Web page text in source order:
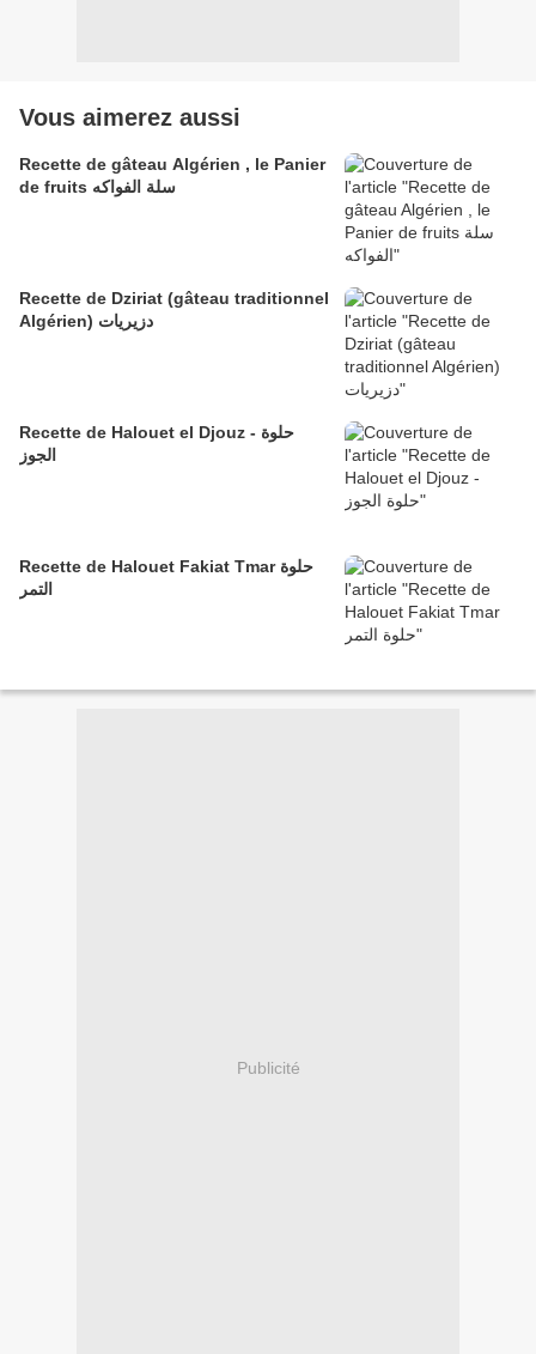
Vous aimerez aussi
Recette de gâteau Algérien , le Panier
de fruits سلة الفواكه
Recette de Dziriat (gâteau traditionnel
Algérien) دزيريات
Recette de Halouet el Djouz - حلوة
الجوز
Recette de Halouet Fakiat Tmar حلوة
التمر
Publicité